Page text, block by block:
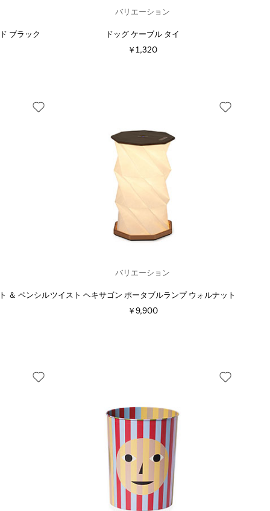
ブラック
バリエーション
ドッグ ケーブル タイ
￥1,320
＆ ペンシル
バリエーション
ツイスト ヘキサゴン ポータブルランプ ウォルナット
￥9,900